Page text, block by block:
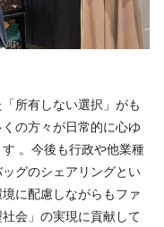
所有しない選択」がも
の方々が日常的に心ゆ
。今後も行政や他業種
グのシェアリングとい
に配慮しながらもファ
会」の実現に貢献して